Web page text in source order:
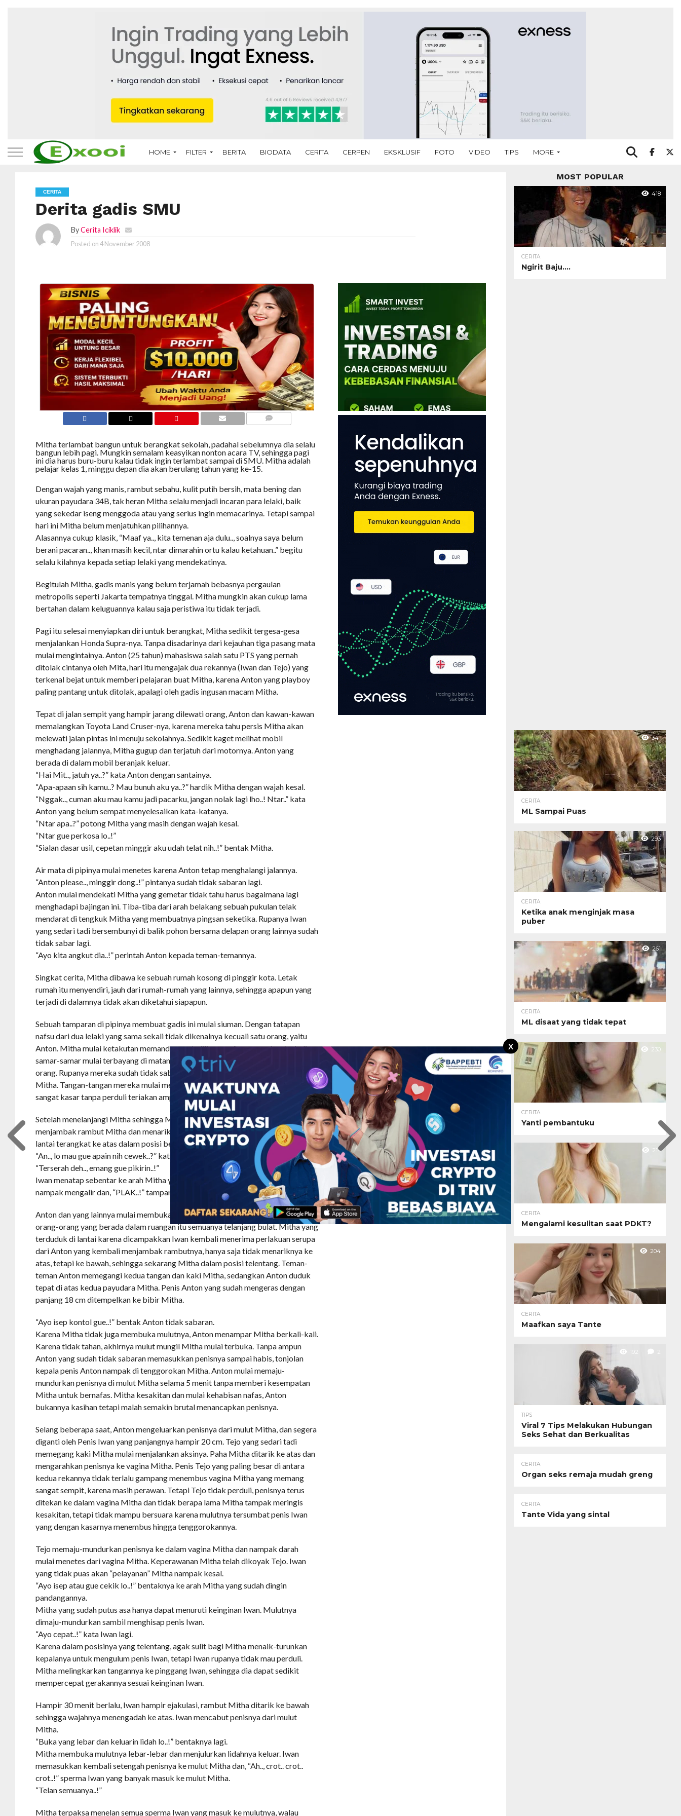
X
HOME FILTER BERITA BIODATA CERITA CERPEN EKSKLUSIF FOTO VIDEO TIPS MORE
CERITA
Derita gadis SMU
By Cerita Iciklik
Posted on 4 November 2008
Mitha terlambat bangun untuk berangkat sekolah, padahal sebelumnya dia selalu
bangun lebih pagi. Mungkin semalam keasyikan nonton acara TV, sehingga pagi
ini dia harus buru-buru kalau tidak ingin terlambat sampai di SMU. Mitha adalah
pelajar kelas 1, minggu depan dia akan berulang tahun yang ke-15.
Dengan wajah yang manis, rambut sebahu, kulit putih bersih, mata bening dan
ukuran payudara 34B, tak heran Mitha selalu menjadi incaran para lelaki, baik
yang sekedar iseng menggoda atau yang serius ingin memacarinya. Tetapi sampai
hari ini Mitha belum menjatuhkan pilihannya.
Alasannya cukup klasik, “Maaf ya.., kita temenan aja dulu.., soalnya saya belum
berani pacaran.., khan masih kecil, ntar dimarahin ortu kalau ketahuan..” begitu
selalu kilahnya kepada setiap lelaki yang mendekatinya.
Begitulah Mitha, gadis manis yang belum terjamah bebasnya pergaulan
metropolis seperti Jakarta tempatnya tinggal. Mitha mungkin akan cukup lama
bertahan dalam keluguannya kalau saja peristiwa itu tidak terjadi.
Pagi itu selesai menyiapkan diri untuk berangkat, Mitha sedikit tergesa-gesa
menjalankan Honda Supra-nya. Tanpa disadarinya dari kejauhan tiga pasang mata
mulai mengintainya. Anton (25 tahun) mahasiswa salah satu PTS yang pernah
ditolak cintanya oleh Mita, hari itu mengajak dua rekannya (Iwan dan Tejo) yang
terkenal bejat untuk memberi pelajaran buat Mitha, karena Anton yang playboy
paling pantang untuk ditolak, apalagi oleh gadis ingusan macam Mitha.
Tepat di jalan sempit yang hampir jarang dilewati orang, Anton dan kawan-kawan
memalangkan Toyota Land Cruser-nya, karena mereka tahu persis Mitha akan
melewati jalan pintas ini menuju sekolahnya. Sedikit kaget melihat mobil
menghadang jalannya, Mitha gugup dan terjatuh dari motornya. Anton yang
berada di dalam mobil beranjak keluar.
“Hai Mit.., jatuh ya..?” kata Anton dengan santainya.
“Apa-apaan sih kamu..? Mau bunuh aku ya..?” hardik Mitha dengan wajah kesal.
“Nggak.., cuman aku mau kamu jadi pacarku, jangan nolak lagi lho..! Ntar..” kata
Anton yang belum sempat menyelesaikan kata-katanya.
“Ntar apa..?” potong Mitha yang masih dengan wajah kesal.
“Ntar gue perkosa lo..!”
“Sialan dasar usil, cepetan minggir aku udah telat nih..!” bentak Mitha.
Air mata di pipinya mulai menetes karena Anton tetap menghalangi jalannya.
“Anton please.., minggir dong..!” pintanya sudah tidak sabaran lagi.
Anton mulai mendekati Mitha yang gemetar tidak tahu harus bagaimana lagi
menghadapi bajingan ini. Tiba-tiba dari arah belakang sebuah pukulan telak
mendarat di tengkuk Mitha yang membuatnya pingsan seketika. Rupanya Iwan
yang sedari tadi bersembunyi di balik pohon bersama delapan orang lainnya sudah
tidak sabar lagi.
“Ayo kita angkut dia..!” perintah Anton kepada teman-temannya.
Singkat cerita, Mitha dibawa ke sebuah rumah kosong di pinggir kota. Letak
rumah itu menyendiri, jauh dari rumah-rumah yang lainnya, sehingga apapun yang
terjadi di dalamnya tidak akan diketahui siapapun.
Sebuah tamparan di pipinya membuat gadis ini mulai siuman. Dengan tatapan
nafsu dari dua lelaki yang sama sekali tidak dikenalnya kecuali satu orang, yaitu
Anton. Mitha mulai ketakutan memandang sekelilingnya. Apa yang akan terjadi
samar-samar mulai terbayang di matanya. Jelas sekali dia akan diperkosa oleh 3
orang. Rupanya mereka sudah tidak sabaran lagi untuk segera memperkosa
Mitha. Tangan-tangan mereka mulai merobek-robek pakaian gadis itu dengan
sangat kasar tanpa perduli teriakan ampum maupun tangisan Mitha.
Setelah menelanjangi Mitha sehingga Mitha benar-benar bugil. Sekali sentak Iwan
menjambak rambut Mitha dan menariknya, sehingga tubuh Mitha yang tekulai di
lantai terangkat ke atas dalam posisi berlutut menghadap Iwan.
“An.., lo mau gue apain nih cewek..?” kata Iwan sambil melirik ke arah Anton.
“Terserah deh.., emang gue pikirin..!”
Iwan menatap sebentar ke arah Mitha yang sudah sangat ketakutan, air matanya
nampak mengalir dan, “PLAK..!” tamparan Iwan melayang ke pipinya.
Anton dan yang lainnya mulai membuka pakaian masing-masing, sehingga sekejap
orang-orang yang berada dalam ruangan itu semuanya telanjang bulat. Mitha yang
terduduk di lantai karena dicampakkan Iwan kembali menerima perlakuan serupa
dari Anton yang kembali menjambak rambutnya, hanya saja tidak menariknya ke
atas, tetapi ke bawah, sehingga sekarang Mitha dalam posisi telentang. Teman-
teman Anton memegangi kedua tangan dan kaki Mitha, sedangkan Anton duduk
tepat di atas kedua payudara Mitha. Penis Anton yang sudah mengeras dengan
panjang 18 cm ditempelkan ke bibir Mitha.
“Ayo isep kontol gue..!” bentak Anton tidak sabaran.
Karena Mitha tidak juga membuka mulutnya, Anton menampar Mitha berkali-kali.
Karena tidak tahan, akhirnya mulut mungil Mitha mulai terbuka. Tanpa ampun
Anton yang sudah tidak sabaran memasukkan penisnya sampai habis, tonjolan
kepala penis Anton nampak di tenggorokan Mitha. Anton mulai memaju-
mundurkan penisnya di mulut Mitha selama 5 menit tanpa memberi kesempatan
Mitha untuk bernafas. Mitha kesakitan dan mulai kehabisan nafas, Anton
bukannya kasihan tetapi malah semakin brutal menancapkan penisnya.
Selang beberapa saat, Anton mengeluarkan penisnya dari mulut Mitha, dan segera
diganti oleh Penis Iwan yang panjangnya hampir 20 cm. Tejo yang sedari tadi
memegang kaki Mitha mulai menjalankan aksinya. Paha Mitha ditarik ke atas dan
mengarahkan penisnya ke vagina Mitha. Penis Tejo yang paling besar di antara
kedua rekannya tidak terlalu gampang menembus vagina Mitha yang memang
sangat sempit, karena masih perawan. Tetapi Tejo tidak perduli, penisnya terus
ditekan ke dalam vagina Mitha dan tidak berapa lama Mitha tampak meringis
kesakitan, tetapi tidak mampu bersuara karena mulutnya tersumbat penis Iwan
yang dengan kasarnya menembus hingga tenggorokannya.
Tejo memaju-mundurkan penisnya ke dalam vagina Mitha dan nampak darah
mulai menetes dari vagina Mitha. Keperawanan Mitha telah dikoyak Tejo. Iwan
yang tidak puas akan “pelayanan” Mitha nampak kesal.
“Ayo isep atau gue cekik lo..!” bentaknya ke arah Mitha yang sudah dingin
pandangannya.
Mitha yang sudah putus asa hanya dapat menuruti keinginan Iwan. Mulutnya
dimaju-mundurkan sambil menghisap penis Iwan.
“Ayo cepat..!” kata Iwan lagi.
Karena dalam posisinya yang telentang, agak sulit bagi Mitha menaik-turunkan
kepalanya untuk mengulum penis Iwan, tetapi Iwan rupanya tidak mau perduli.
Mitha melingkarkan tangannya ke pinggang Iwan, sehingga dia dapat sedikit
mempercepat gerakannya sesuai keinginan Iwan.
Hampir 30 menit berlalu, Iwan hampir ejakulasi, rambut Mitha ditarik ke bawah
sehingga wajahnya menengadah ke atas. Iwan mencabut penisnya dari mulut
Mitha.
“Buka yang lebar dan keluarin lidah lo..!” bentaknya lagi.
Mitha membuka mulutnya lebar-lebar dan menjulurkan lidahnya keluar. Iwan
memasukkan kembali setengah penisnya ke mulut Mitha dan, “Ah.., crot.. crot..
crot..!” sperma Iwan yang banyak masuk ke mulut Mitha.
“Telan semuanya..!”
Mitha terpaksa menelan semua sperma Iwan yang masuk ke mulutnya, walau
MOST POPULAR
418
CERITA
Ngirit Baju….
341
CERITA
ML Sampai Puas
293
CERITA
Ketika anak menginjak masa
puber
261
CERITA
ML disaat yang tidak tepat
230
CERITA
Yanti pembantuku
219
CERITA
Mengalami kesulitan saat PDKT?
204
CERITA
Maafkan saya Tante
192 2
TIPS
Viral 7 Tips Melakukan Hubungan
Seks Sehat dan Berkualitas
CERITA
Organ seks remaja mudah greng
CERITA
Tante Vida yang sintal